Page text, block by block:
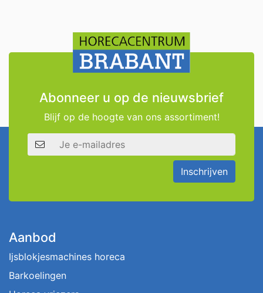
Abonneer u op de nieuwsbrief
Blijf op de hoogte van ons assortiment!
E-mailadres
Inschrijven
Aanbod
Ijsblokjesmachines horeca
Barkoelingen